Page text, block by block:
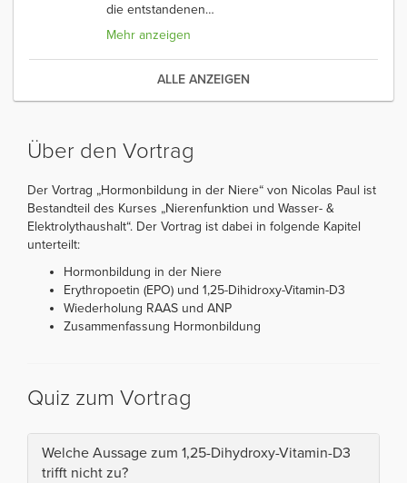
die entstandenen…
Mehr anzeigen
ALLE ANZEIGEN
Über den Vortrag
Der Vortrag „Hormonbildung in der Niere“ von Nicolas Paul ist
Bestandteil des Kurses „Nierenfunktion und Wasser- &
Elektrolythaushalt“. Der Vortrag ist dabei in folgende Kapitel
unterteilt:
Hormonbildung in der Niere
Erythropoetin (EPO) und 1,25-Dihidroxy-Vitamin-D3
Wiederholung RAAS und ANP
Zusammenfassung Hormonbildung
Quiz zum Vortrag
Welche Aussage zum 1,25-Dihydroxy-Vitamin-D3
trifft nicht zu?